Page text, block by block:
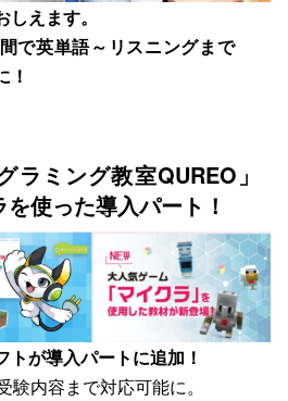
えます。
で英単語～リスニングまで
！
ラミング教室QUREO」
を使った導入パート！
トが導入パートに追加！
内容まで対応可能に。